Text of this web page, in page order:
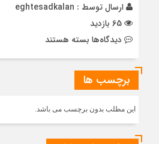
ارسال توسط : eghtesadkalan
دیدگاه‌ها برای
دوستدار
محیط
زیست»
بسته هستند
برچسب ها
این مطلب بدون برچسب می باشد.